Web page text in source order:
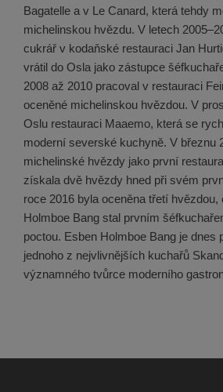
Bagatelle a v Le Canard, která tehdy
michelinskou hvězdu. V letech
cukrář v kodaňské restauraci Jan
vrátil do Osla jako zástupce
2008 až 2010 pracoval v restauraci
oceněné michelinskou hvězdou. V
Oslu restauraci Maaemo, která se
moderní severské kuchyně. V březnu
michelinské hvězdy jako první
získala dvě hvězdy hned při svém
roce 2016 byla oceněna třetí
Holmboe Bang stal prvním
poctou. Esben Holmboe Bang je dnes
jednoho z nejvlivnějších kuchařů
významného tvůrce moderního